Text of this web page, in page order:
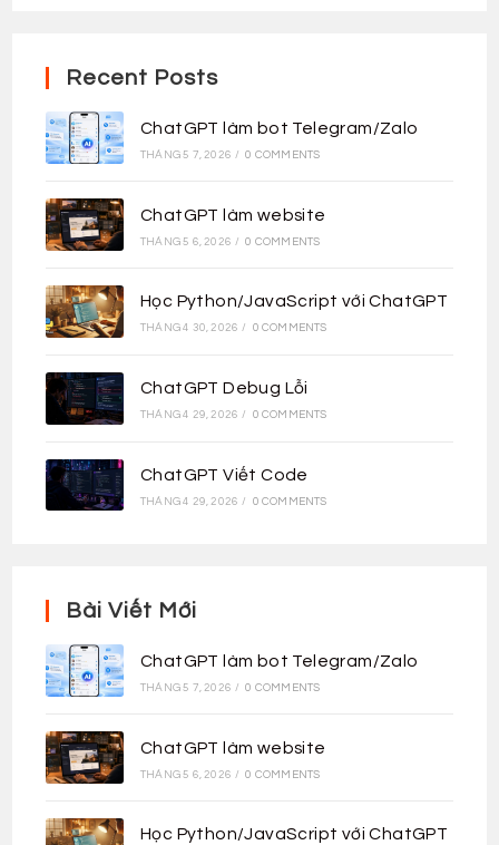
Recent Posts
ChatGPT làm bot Telegram/Zalo
THÁNG 5 7, 2026 / 0 COMMENTS
ChatGPT làm website
THÁNG 5 6, 2026 / 0 COMMENTS
Học Python/JavaScript với ChatGPT
THÁNG 4 30, 2026 / 0 COMMENTS
ChatGPT Debug Lỗi
THÁNG 4 29, 2026 / 0 COMMENTS
ChatGPT Viết Code
THÁNG 4 29, 2026 / 0 COMMENTS
Bài Viết Mới
ChatGPT làm bot Telegram/Zalo
THÁNG 5 7, 2026 / 0 COMMENTS
ChatGPT làm website
THÁNG 5 6, 2026 / 0 COMMENTS
Học Python/JavaScript với ChatGPT